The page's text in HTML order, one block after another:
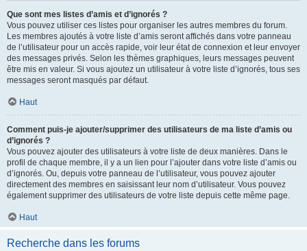
Que sont mes listes d’amis et d’ignorés ?
Vous pouvez utiliser ces listes pour organiser les autres membres du forum.
Les membres ajoutés à votre liste d’amis seront affichés dans votre panneau
de l’utilisateur pour un accès rapide, voir leur état de connexion et leur envoyer
des messages privés. Selon les thèmes graphiques, leurs messages peuvent
être mis en valeur. Si vous ajoutez un utilisateur à votre liste d’ignorés, tous ses
messages seront masqués par défaut.
Haut
Comment puis-je ajouter/supprimer des utilisateurs de ma liste d’amis ou
d’ignorés ?
Vous pouvez ajouter des utilisateurs à votre liste de deux manières. Dans le
profil de chaque membre, il y a un lien pour l’ajouter dans votre liste d’amis ou
d’ignorés. Ou, depuis votre panneau de l’utilisateur, vous pouvez ajouter
directement des membres en saisissant leur nom d’utilisateur. Vous pouvez
également supprimer des utilisateurs de votre liste depuis cette même page.
Haut
Recherche dans les forums